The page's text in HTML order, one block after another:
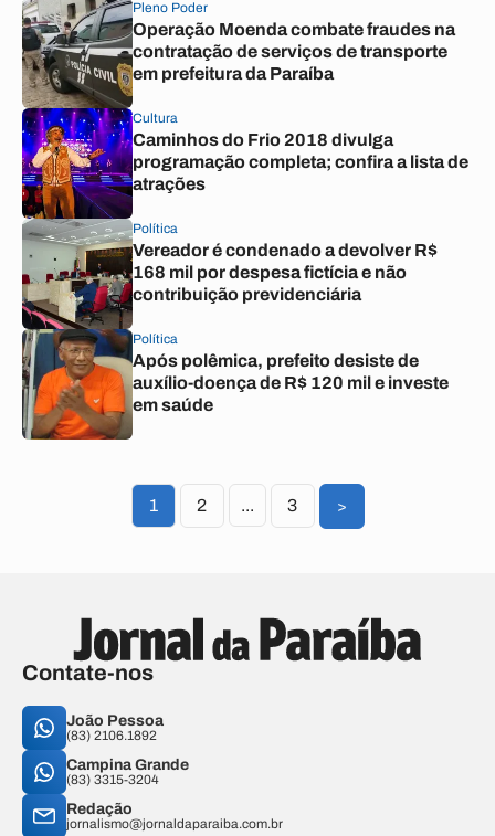
Pleno Poder
Operação Moenda combate fraudes na
contratação de serviços de transporte
em prefeitura da Paraíba
Cultura
Caminhos do Frio 2018 divulga
programação completa; confira a lista de
atrações
Política
Vereador é condenado a devolver R$
168 mil por despesa fictícia e não
contribuição previdenciária
Política
Após polêmica, prefeito desiste de
auxílio-doença de R$ 120 mil e investe
em saúde
1 2 ... 3 >
Contate-nos
João Pessoa
(83) 2106.1892
Campina Grande
(83) 3315-3204
Redação
jornalismo@jornaldaparaiba.com.br